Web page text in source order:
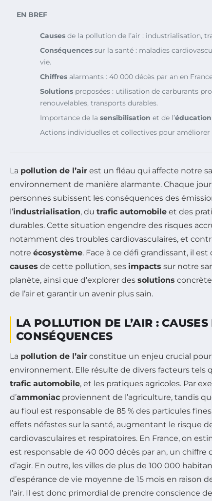
EN BREF
Causes de la pollution de l’air : industrialisation,
Conséquences sur la santé : maladies
vie.
Chiffres alarmants : 40 000 décès par an en
Solutions proposées : utilisation de carburants
renouvelables, transports durables.
Importance de la sensibilisation et de l’éducation
Actions individuelles et collectives pour améliorer
La pollution de l’air est un fléau qui affecte notre
environnement de manière alarmante. Chaque
personnes subissent les conséquences des
l’industrialisation, du trafic automobile et des
durables. Cette situation engendre des risques
notamment des troubles cardiovasculaires, et
notre écosystème. Face à ce défi grandissant, il
causes de cette pollution, ses impacts sur notre
planète, ainsi que d’explorer des solutions
de l’air et garantir un avenir plus sain.
LA POLLUTION DE L’AIR : CAUSES
CONSÉQUENCES
La pollution de l’air constitue un enjeu crucial
environnement. Elle résulte de divers facteurs tels
trafic automobile, et les pratiques agricoles. Par
d’ammoniac proviennent de l’agriculture, tandis
au fioul est responsable de 85 % des particules
effets néfastes sur la santé, augmentant le risque
cardiovasculaires et respiratoires. En France, on
est responsable de 40 000 décès par an, un chiffre
d’agir. En outre, les villes de plus de 100 000
d’espérance de vie moyenne de 15 mois en raison
l’air. Il est donc primordial de prendre conscience